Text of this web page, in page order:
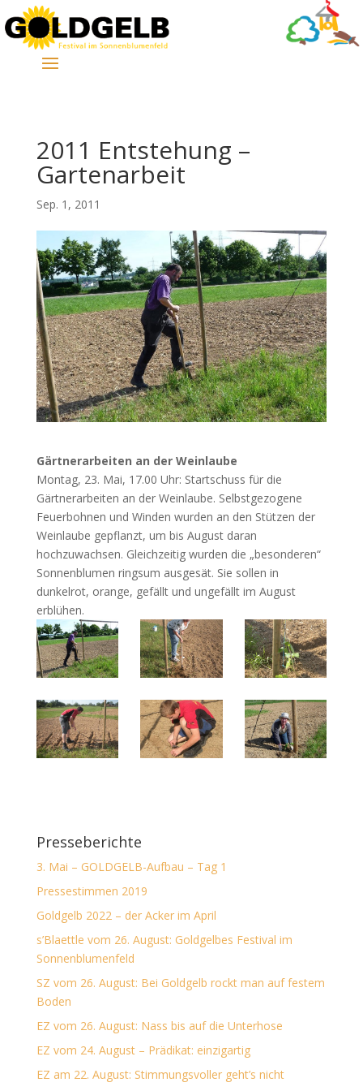
2011 Entstehung –
Gartenarbeit
Sep. 1, 2011
Gärtnerarbeiten an der Weinlaube
Montag, 23. Mai, 17.00 Uhr: Startschuss für die
Gärtnerarbeiten an der Weinlaube. Selbstgezogene
Feuerbohnen und Winden wurden an den Stützen der
Weinlaube gepflanzt, um bis August daran
hochzuwachsen. Gleichzeitig wurden die „besonderen“
Sonnenblumen ringsum ausgesät. Sie sollen in
dunkelrot, orange, gefällt und ungefällt im August
erblühen.
Presseberichte
3. Mai – GOLDGELB-Aufbau – Tag 1
Pressestimmen 2019
Goldgelb 2022 – der Acker im April
s’Blaettle vom 26. August: Goldgelbes Festival im
Sonnenblumenfeld
SZ vom 26. August: Bei Goldgelb rockt man auf festem
Boden
EZ vom 26. August: Nass bis auf die Unterhose
EZ vom 24. August – Prädikat: einzigartig
EZ am 22. August: Stimmungsvoller geht’s nicht